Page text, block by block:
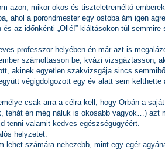
azon, mikor okos és tiszteletreméltó
ahol a porondmester egy ostoba ám igen
és az időnkénti „Ollé!” kiáltásokon túl
professzor helyében én már azt is
számoltasson be, kvázi vizsgáztasson,
akinek egyetlen szakvizsgája sincs
végigdolgozott egy év alatt sem kelthette
csak arra a célra kell, hogy Orbán a
én még náluk is okosabb vagyok…) azt
tenni valamit kedves egészségügyéért.
helyzetet.
számára nehezebb, mint egy egér